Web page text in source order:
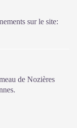
des Cévennes et
et horaires en
sur le site:
de Nozières